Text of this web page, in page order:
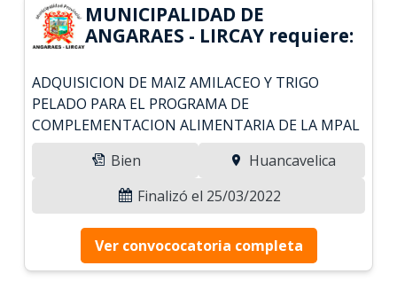
MUNICIPALIDAD DE
ANGARAES - LIRCAY requiere:
ADQUISICION DE MAIZ AMILACEO Y TRIGO
PELADO PARA EL PROGRAMA DE
COMPLEMENTACION ALIMENTARIA DE LA MPAL
Bien
Huancavelica
Finalizó el 25/03/2022
Ver convococatoria completa